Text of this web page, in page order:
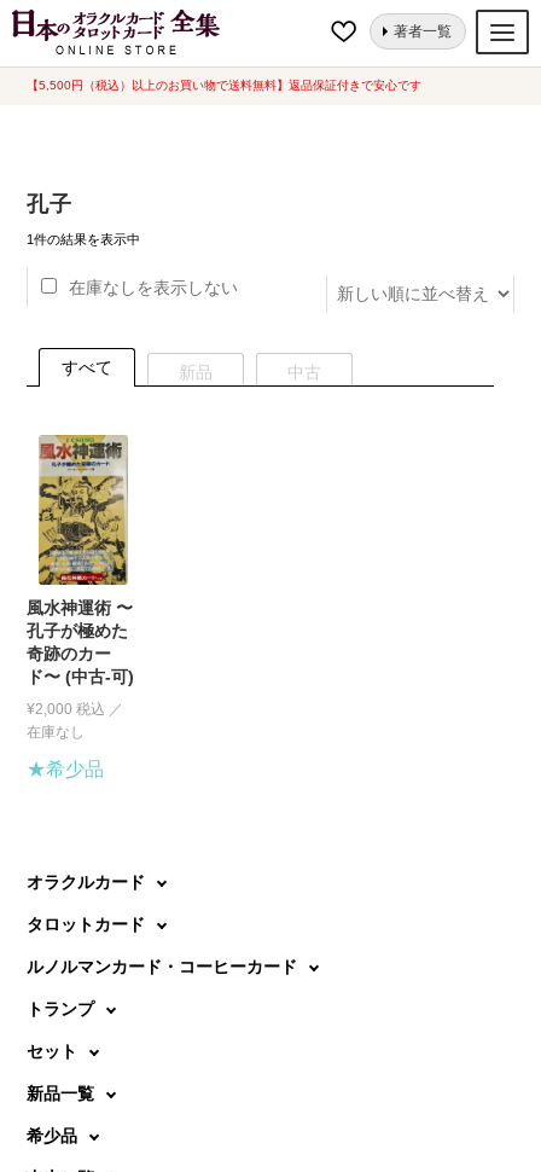
【5,500円（税込）以上のお買い物で送料無料】返品保証付きで安心です
ナ
コ
著者一覧
オラクルカード
ルノルマンカード
トランプ
セット
希少品
書籍
カード関連グッズ
ホーム “孔子”にタグ付けされた商品
孔子
1件の結果を表示中
在庫なしを表示しない
すべて 新品 中古
風水神運術 〜
孔子が極めた
奇跡のカー
ド〜 (中古-可)
¥2,000 税込
★希少品
オラクルカード
タロットカード
ルノルマンカード・コーヒーカード
トランプ
セット
新品一覧
希少品